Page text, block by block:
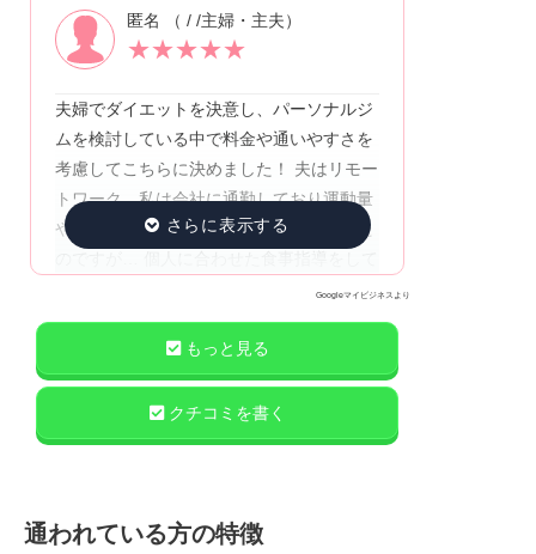
をしっかりと意識して食事すれば、ダイエ
ット初心者が想像するような過酷な食事制
匿名 （ / /主婦・主夫）
★★★★★
夫婦でダイエットを決意し、パーソナルジ
ムを検討している中で料金や通いやすさを
考慮してこちらに決めました！ 夫はリモー
トワーク、私は会社に通勤しており運動量
や食事のタイミングもかなり異なっていた
いただき有り難かったです トレーニングも
こちらのペースに合わせて きついけどギリ
ギリがんばれる！具合に トレーナーさんが
調整してくださるので 毎回達成感もあり楽
しく頑張れます！ 引き続きよろしくお願い
します^^
Googleマイビジネスより
もっと見る
クチコミを書く
通われている方の特徴